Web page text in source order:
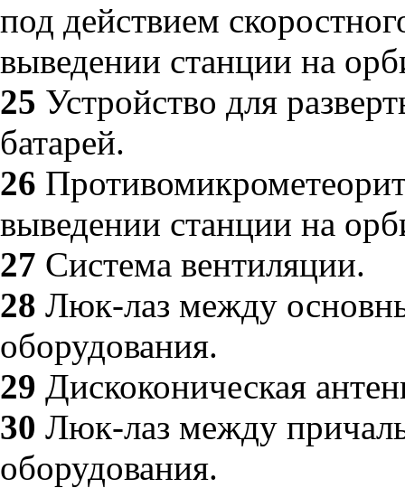
под действием
выведении станции на
25 Устройство для
батарей.
26
выведении станции на
27 Система вентиляции.
28 Люк-лаз между
оборудования.
29 Дискоконическая
30 Люк-лаз между
оборудования.